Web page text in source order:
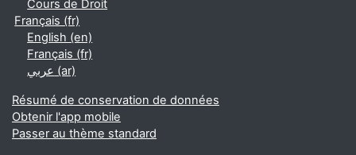
Cours de Droit
Français ‎(fr)‎
English ‎(en)‎
Français ‎(fr)‎
عربي ‎(ar)‎
Résumé de conservation de données
Obtenir l'app mobile
Passer au thème standard